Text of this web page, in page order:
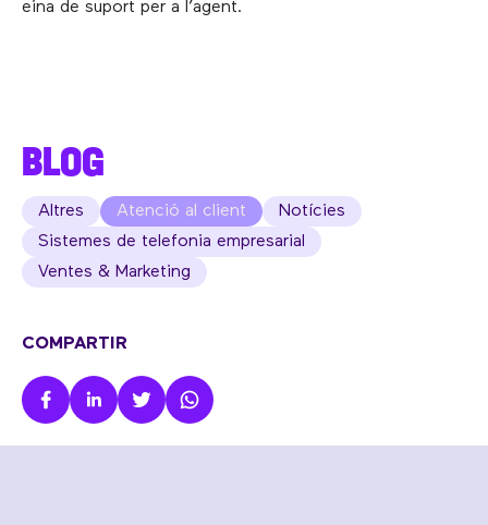
eina de suport per a l’agent.
BLOG
Altres Atenció al client
Notícies
Sistemes de telefonia empresarial
Ventes & Marketing
COMPARTIR